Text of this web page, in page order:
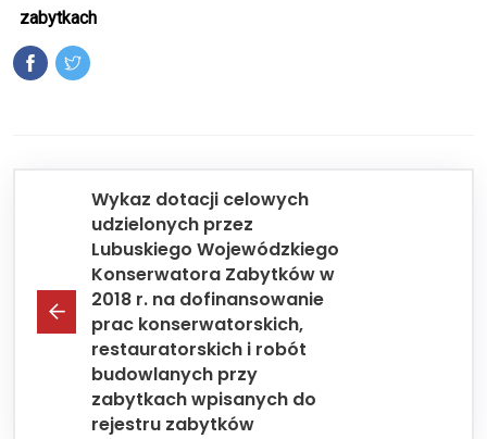
zabytkach
Wykaz dotacji celowych
udzielonych przez
Lubuskiego Wojewódzkiego
Konserwatora Zabytków w
2018 r. na dofinansowanie
prac konserwatorskich,
restauratorskich i robót
budowlanych przy
zabytkach wpisanych do
rejestru zabytków